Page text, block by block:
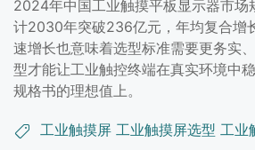
2024年中国工业触摸平板显示器市场
计2030年突破236亿元，年均复合增
速增长也意味着选型标准需要更务实
型才能让工业触控终端在真实环境中
规格书的理想值上。
工业触摸屏 工业触摸屏选型 工业